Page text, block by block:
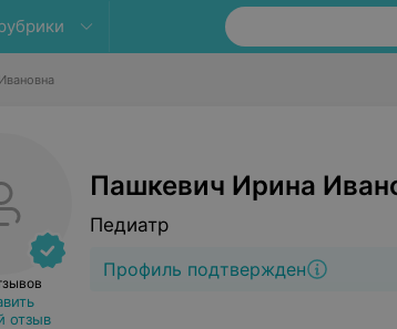
отзыв
Пашкевич Ирина
Педиатр
Профиль подтвержден